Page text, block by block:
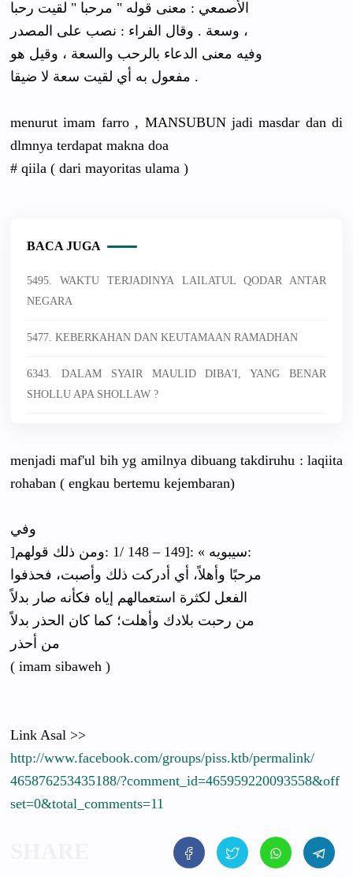
ﺍﻷﺻﻤﻌﻲ : ﻣﻌﻨﻰ ﻗﻮﻟﻪ " ﻣﺮﺣﺒﺎ " ﻟﻘﻴﺖ ﺭﺣﺒﺎ
ﻭﺳﻌﺔ . ﻭﻗﺎﻝ ﺍﻟﻔﺮﺍﺀ : ﻧﺼﺐ ﻋﻠﻰ ﺍﻟﻤﺼﺪﺭ ،
ﻭﻓﻴﻪ ﻣﻌﻨﻰ ﺍﻟﺪﻋﺎﺀ ﺑﺎﻟﺮﺣﺐ ﻭﺍﻟﺴﻌﺔ ، ﻭﻗﻴﻞ ﻫﻮ
ﻣﻔﻌﻮﻝ ﺑﻪ ﺃﻱ ﻟﻘﻴﺖ ﺳﻌﺔ ﻻ ﺿﻴﻘﺎ .
menurut imam farro , MANSUBUN jadi masdar dan di
dlmnya terdapat makna doa
# qiila ( dari mayoritas ulama )
BACA JUGA
5495. WAKTU TERJADINYA LAILATUL QODAR ANTAR
NEGARA
5477. KEBERKAHAN DAN KEUTAMAAN RAMADHAN
6343. DALAM SYAIR MAULID DIBA'I, YANG BENAR
SHOLLU APA SHOLLAW ?
menjadi maf'ul bih yg amilnya dibuang takdiruhu : laqiita
rohaban ( engkau bertemu kejembaran)
ﻭﻓﻲ
]ﺳﻴﺒﻮﻳﻪ » :[149 – 148 /1 :ﻭﻣﻦ ﺫﻟﻚ ﻗﻮﻟﻬﻢ:
ﻣﺮﺣﺒًﺎ ﻭﺃﻫﻼً، ﺃﻱ ﺃﺩﺭﻛﺖ ﺫﻟﻚ ﻭﺃﺻﺒﺖ، ﻓﺤﺬﻓﻮﺍ
ﺍﻟﻔﻌﻞ ﻟﻜﺜﺮﺓ ﺍﺳﺘﻌﻤﺎﻟﻬﻢ ﺇﻳﺎﻩ ﻓﻜﺄﻧﻪ ﺻﺎﺭ ﺑﺪﻻً
ﻣﻦ ﺭﺣﺒﺖ ﺑﻼﺩﻙ ﻭﺃﻫﻠﺖ؛ ﻛﻤﺎ ﻛﺎﻥ ﺍﻟﺤﺬﺭ ﺑﺪﻻً
ﻣﻦ ﺃﺣﺬﺭ
( imam sibaweh )
Link Asal >>
http://www.facebook.com/groups/piss.ktb/permalink/
465876253435188/?comment_id=465959220093558&off
set=0&total_comments=11